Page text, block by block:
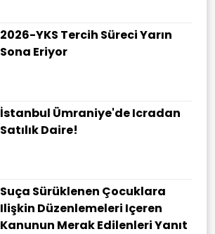
2026-YKS Tercih Süreci Yarın
Sona Eriyor
İstanbul Ümraniye'de Icradan
Satılık Daire!
Suça Sürüklenen Çocuklara
Ilişkin Düzenlemeleri Içeren
Kanunun Merak Edilenleri Yanıt